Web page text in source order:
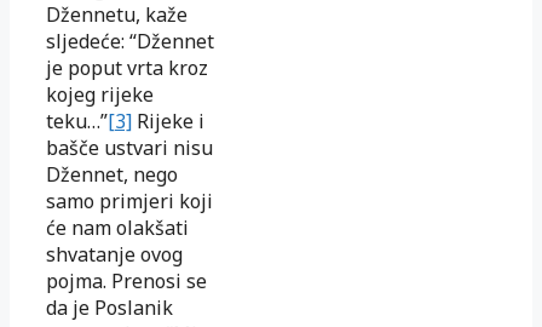
Džennetu, kaže
sljedeće: “Džennet
je poput vrta kroz
kojeg rijeke
teku…”[3] Rijeke i
bašče ustvari nisu
Džennet, nego
samo primjeri koji
će nam olakšati
shvatanje ovog
pojma. Prenosi se
da je Poslanik